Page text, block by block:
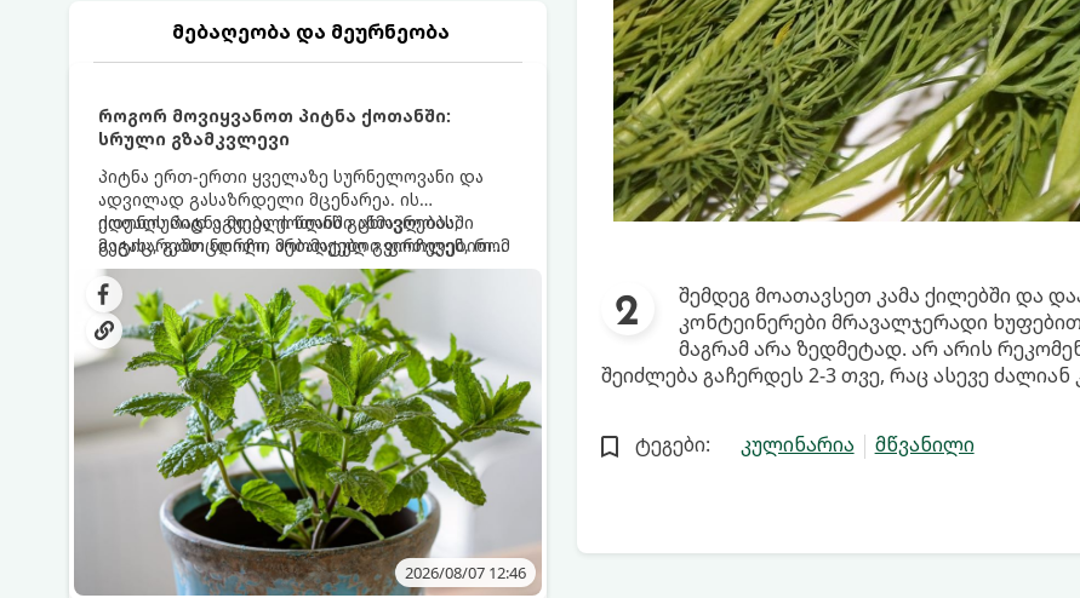
მებაღეობა და მეურნეობა
როგორ მოვიყვანოთ პიტნა ქოთანში:
სრული გზამკვლევი
პიტნა ერთ-ერთი ყველაზე სურნელოვანი და
ადვილად გასაზრდელი მცენარეა. ის
იდეალურად ეგუება ქოთანში ცხოვრებას,
მეტიც, გამოცდილი მებაღეები გვირჩევენ, რომ
პიტნა მხოლოდ ქოთანში მოვიყვანოთ, რადგან
ღია გრუნტში (ბაღში) დარგვისას ის ფესვებით
ძალიან სწრაფად ვრცელდება და სხვა
მცენარეებს ავიწროებს.
ქოთნის პიტნა მთელი წლის განმავლობაში
გაგახარებთ ნორჩი, არომატული ფოთლებით
ჩაის, ლიმონათისა თუ კერძებისთვის.
2026/08/07 12:46
შემდეგ მოათავსეთ კამა ქილებში და
კონტეინერები მრავალჯერადი
მაგრამ არა ზედმეტად. არ არის
შეიძლება გაჩერდეს 2-3 თვე, რაც ასევე ძალიან
ტეგები: კულინარია მწვანილი